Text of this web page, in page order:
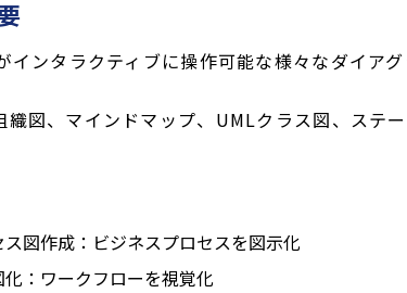
インタラクティブに操作可能な様々なダイア
織図、マインドマップ、UMLクラス図、ステ
ス図作成：ビジネスプロセスを図示化
：ワークフローを視覚化